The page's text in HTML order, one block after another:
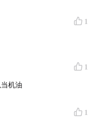
1
1
机油
1